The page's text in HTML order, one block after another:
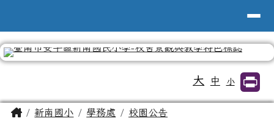
大 中 小
主內容區域
Home新南國小 學務處
校園公告
頁尾區域